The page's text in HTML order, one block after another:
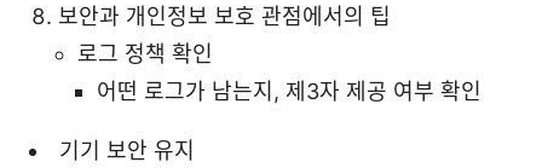
보안과 개인정보 보호 관점에서의 팁
로그 정책 확인
어떤 로그가 남는지, 제3자 제공 여부 확인
기기 보안 유지